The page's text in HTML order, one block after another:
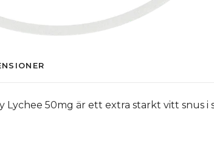
Lychee 50mg är ett extra starkt vitt